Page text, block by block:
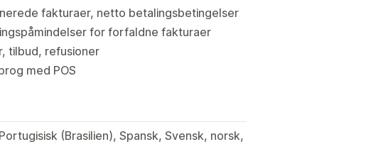
fakturaer, netto betalingsbetingelser
for forfaldne fakturaer
tilbud, refusioner
med POS
(Brasilien), Spansk, Svensk, norsk,